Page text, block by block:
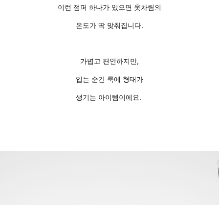
이런 점퍼 하나가 있으면 옷차림의
온도가 딱 맞춰집니다.
가볍고 편안하지만,
입는 순간 룩에 형태가
생기는 아이템이에요.